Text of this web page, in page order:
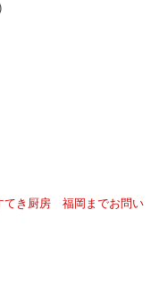
てき厨房 福岡までお問い